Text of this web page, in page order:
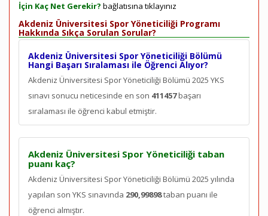
İçin Kaç Net Gerekir? bağlatısına tıklayınız
Akdeniz Üniversitesi Spor Yöneticiliği Programı
Hakkında Sıkça Sorulan Sorular?
Akdeniz Üniversitesi Spor Yöneticiliği Bölümü
Hangi Başarı Sıralaması ile Öğrenci Alıyor?
Akdeniz Üniversitesi Spor Yöneticiliği Bölümü 2025 YKS
sınavı sonucu neticesinde en son 411457başarı
sıralaması ile öğrenci kabul etmiştir.
Akdeniz Üniversitesi Spor Yöneticiliği taban
puanı kaç?
Akdeniz Üniversitesi Spor Yöneticiliği Bölümü 2025 yılında
yapılan son YKS sınavında 290,99898taban puanı ile
öğrenci almıştır.